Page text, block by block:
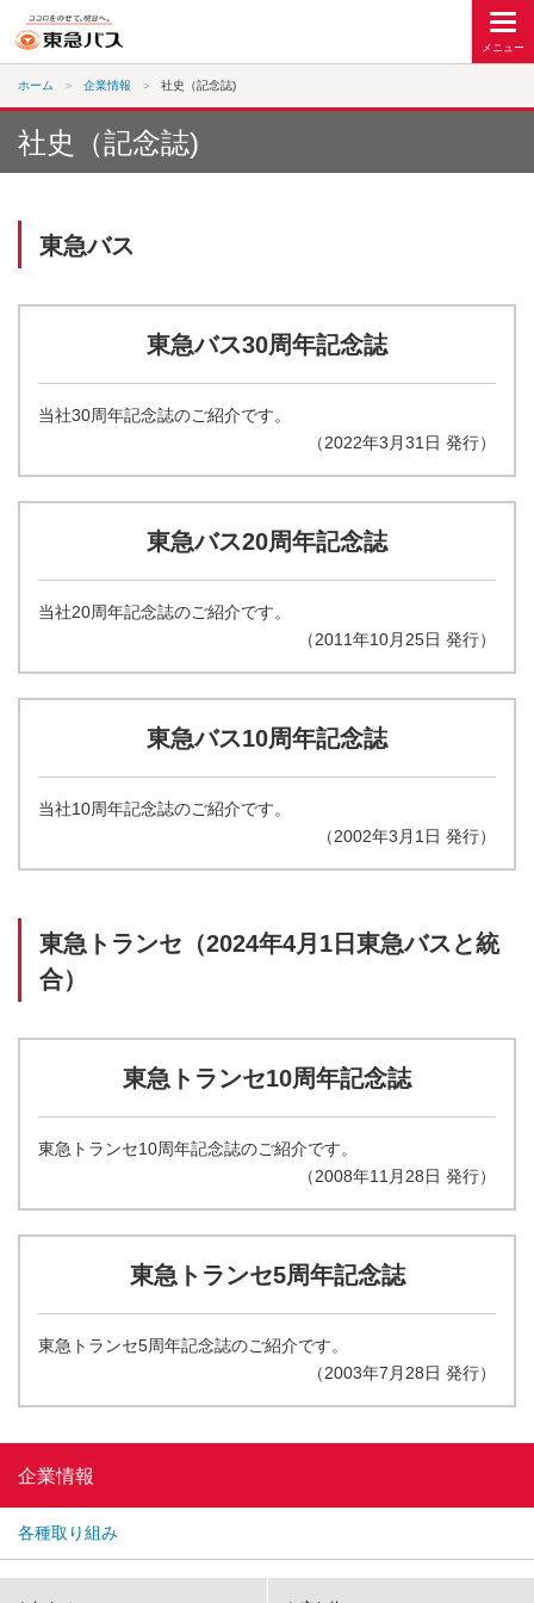
ホーム 企業情報 社史（記念誌)
社史（記念誌)
東急バス
東急バス30周年記念誌
当社30周年記念誌のご紹介です。
（2022年3月31日 発行）
東急バス20周年記念誌
当社20周年記念誌のご紹介です。
（2011年10月25日 発行）
東急バス10周年記念誌
当社10周年記念誌のご紹介です。
（2002年3月1日 発行）
東急トランセ（2024年4月1日東急バスと統
合）
東急トランセ10周年記念誌
東急トランセ10周年記念誌のご紹介です。
（2008年11月28日 発行）
東急トランセ5周年記念誌
東急トランセ5周年記念誌のご紹介です。
（2003年7月28日 発行）
企業情報
各種取り組み